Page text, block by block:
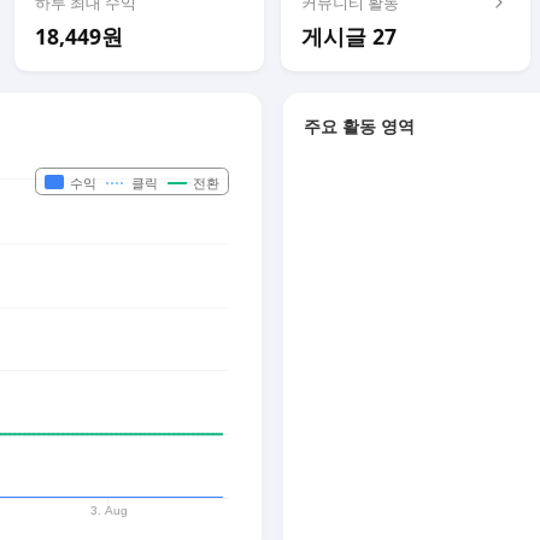
18,449원 게시글 27
주요 활동 영역